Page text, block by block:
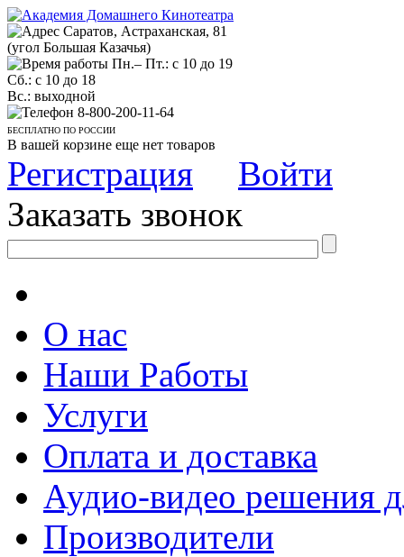
Саратов, Астраханская, 81
(угол Большая Казачья)
Пн.– Пт.: с 10 до 19
Сб.: с 10 до 18
Вс.: выходной
8-800-200-11-64
БЕСПЛАТНО ПО РОССИИ
В вашей корзине еще нет товаров
Регистрация
Войти
Заказать звонок
О нас
Наши Работы
Услуги
Оплата и доставка
Аудио-видео решения
Производители